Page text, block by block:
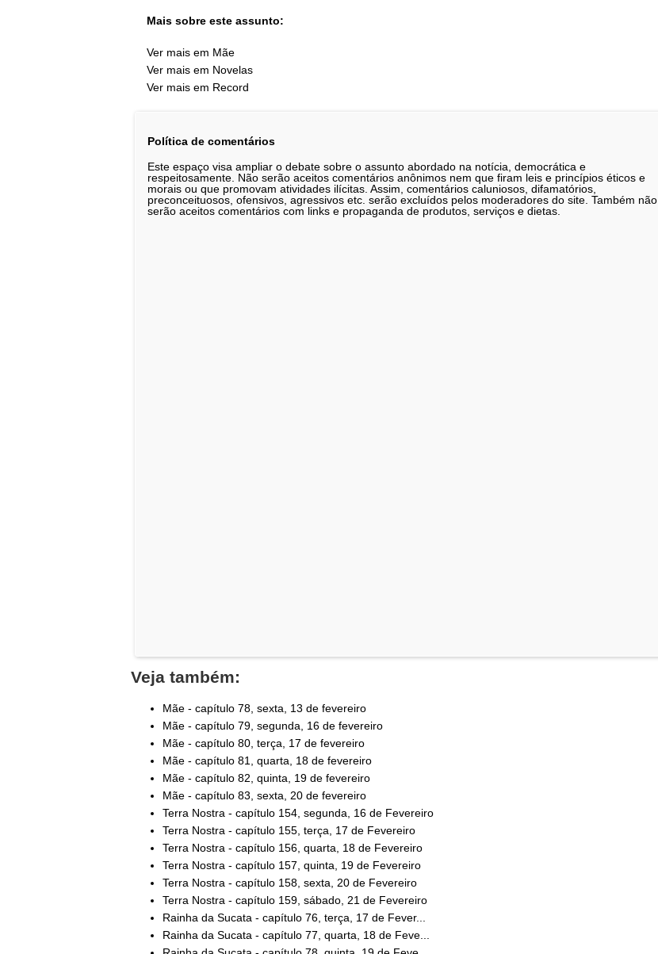
Mais sobre este assunto:
Ver mais em Mãe
Ver mais em Novelas
Ver mais em Record
Política de comentários
Este espaço visa ampliar o debate sobre o assunto abordado na notícia, democrática e
respeitosamente. Não serão aceitos comentários anônimos nem que firam leis e princípios éticos e
morais ou que promovam atividades ilícitas. Assim, comentários caluniosos, difamatórios,
preconceituosos, ofensivos, agressivos etc. serão excluídos pelos moderadores do site. Também não
serão aceitos comentários com links e propaganda de produtos, serviços e dietas.
Veja também:
Mãe - capítulo 78, sexta, 13 de fevereiro
Mãe - capítulo 79, segunda, 16 de fevereiro
Mãe - capítulo 80, terça, 17 de fevereiro
Mãe - capítulo 81, quarta, 18 de fevereiro
Mãe - capítulo 82, quinta, 19 de fevereiro
Mãe - capítulo 83, sexta, 20 de fevereiro
Terra Nostra - capítulo 154, segunda, 16 de Fevereiro
Terra Nostra - capítulo 155, terça, 17 de Fevereiro
Terra Nostra - capítulo 156, quarta, 18 de Fevereiro
Terra Nostra - capítulo 157, quinta, 19 de Fevereiro
Terra Nostra - capítulo 158, sexta, 20 de Fevereiro
Terra Nostra - capítulo 159, sábado, 21 de Fevereiro
Rainha da Sucata - capítulo 76, terça, 17 de Fever...
Rainha da Sucata - capítulo 77, quarta, 18 de Feve...